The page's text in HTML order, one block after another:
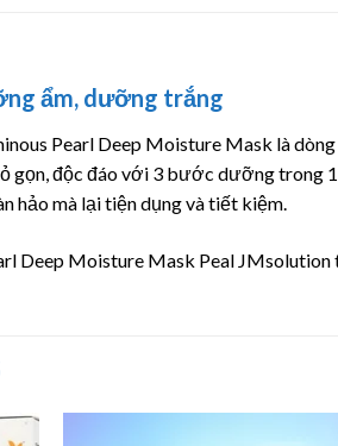
ẩm, dưỡng trắng
Pearl Deep Moisture Mask là
gọn, độc đáo với 3 bước dưỡng trong
hảo mà lại tiện dụng và tiết kiệm.